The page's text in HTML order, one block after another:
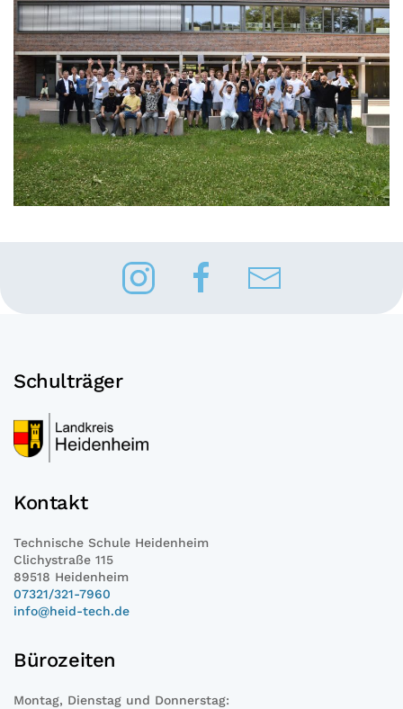
Schulträger
Kontakt
Technische Schule Heidenheim
Clichystraße 115
89518 Heidenheim
07321/321-7960
info@heid-tech.de
Bürozeiten
Montag, Dienstag und Donnerstag: